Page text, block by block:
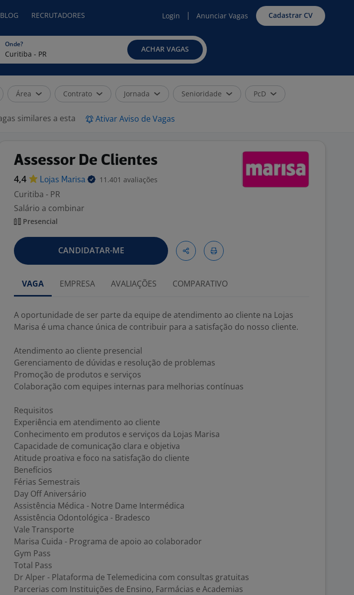
BLOG RECRUTADORES Login Anunciar Vagas Cadastrar CV
Onde?
ACHAR VAGAS
Área Contrato Jornada Senioridade PcD
similares a esta Ativar Aviso de Vagas
Assessor De Clientes
4,4 Lojas Marisa 11.401 avaliações
Curitiba - PR
Salário a combinar
Presencial
CANDIDATAR-ME
VAGA EMPRESA AVALIAÇÕES COMPARATIVO
A oportunidade de ser parte da equipe de atendimento ao cliente na Lojas
Marisa é uma chance única de contribuir para a satisfação do nosso cliente.
Atendimento ao cliente presencial
Gerenciamento de dúvidas e resolução de problemas
Promoção de produtos e serviços
Colaboração com equipes internas para melhorias contínuas
Requisitos
Experiência em atendimento ao cliente
Conhecimento em produtos e serviços da Lojas Marisa
Capacidade de comunicação clara e objetiva
Atitude proativa e foco na satisfação do cliente
Benefícios
Férias Semestrais
Day Off Aniversário
Assistência Médica - Notre Dame Intermédica
Assistência Odontológica - Bradesco
Vale Transporte
Marisa Cuida - Programa de apoio ao colaborador
Gym Pass
Total Pass
Dr Alper - Plataforma de Telemedicina com consultas gratuitas
Parcerias com Instituições de Ensino, Farmácias e Academias